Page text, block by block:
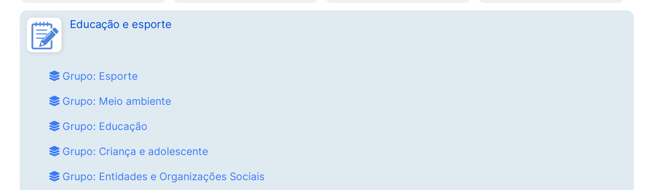
Educação e esporte
Grupo: Esporte
Grupo: Meio ambiente
Grupo: Educação
Grupo: Criança e adolescente
Grupo: Entidades e Organizações Sociais